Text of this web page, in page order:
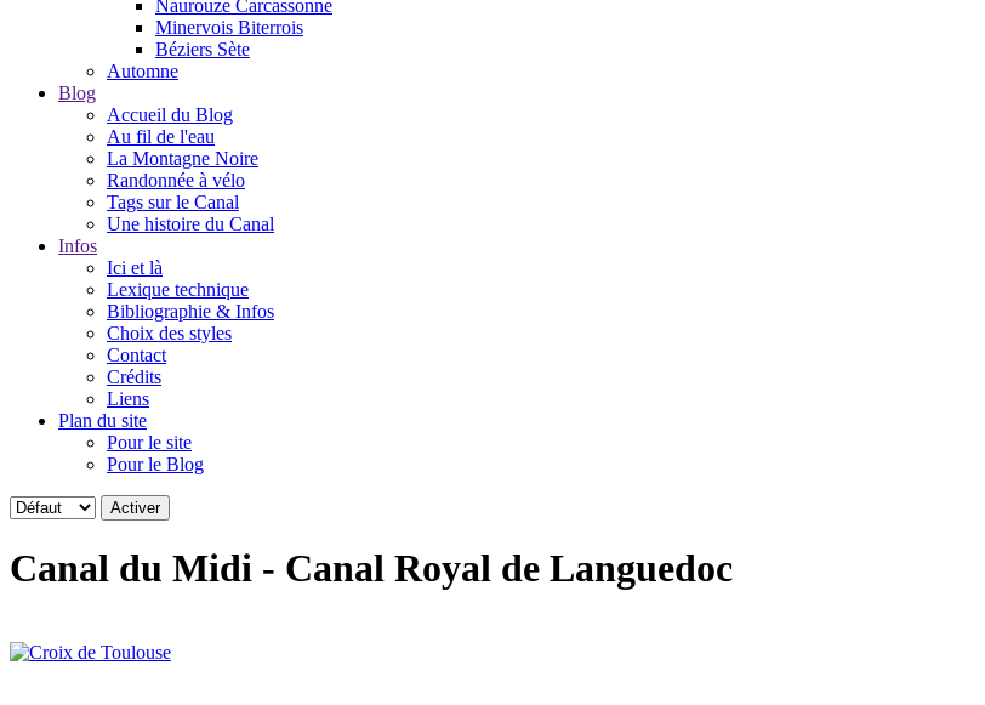
Naurouze Carcassonne
Minervois Biterrois
Béziers Sète
Automne
Blog
Accueil du Blog
Au fil de l'eau
La Montagne Noire
Randonnée à vélo
Tags sur le Canal
Une histoire du Canal
Infos
Ici et là
Lexique technique
Bibliographie & Infos
Choix des styles
Contact
Crédits
Liens
Plan du site
Pour le site
Pour le Blog
Canal du Midi - Canal Royal de Languedoc